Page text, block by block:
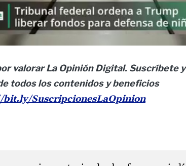
valorar La Opinión Digital. Suscríbete y
todos los contenidos y beneficios
SuscripcionesLaOpinion